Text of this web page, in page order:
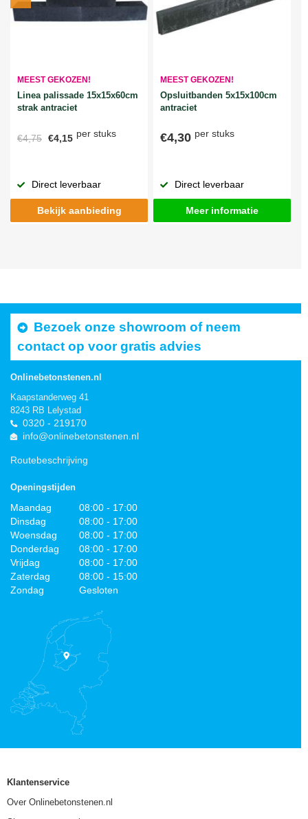
MEEST GEKOZEN!
Linea palissade 15x15x60cm
strak antraciet
€4,75 €4,15 per stuks
Direct leverbaar
Bekijk aanbieding
MEEST GEKOZEN!
Opsluitbanden 5x15x100cm
antraciet
€4,30 per stuks
Direct leverbaar
Meer informatie
Bezoek onze showroom of neem
contact op voor gratis advies
Onlinebetonstenen.nl
Kaapstanderweg 41
8243 RB Lelystad
0320 - 219170
info@onlinebetonstenen.nl
Routebeschrijving
Openingstijden
Maandag
08:00 - 17:00
Dinsdag
08:00 - 17:00
Woensdag
08:00 - 17:00
Donderdag
08:00 - 17:00
Vrijdag
08:00 - 17:00
Zaterdag
08:00 - 15:00
Zondag
Gesloten
Klantenservice
Over Onlinebetonstenen.nl